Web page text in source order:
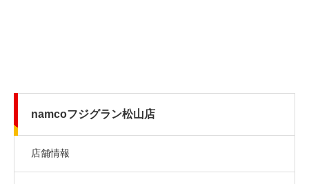
namcoフジグラン松山店
店舗情報